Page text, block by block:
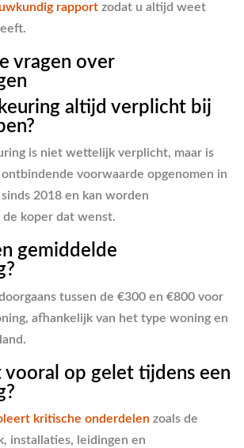
rapport zodat u altijd weet
vragen over
altijd verplicht bij
is niet wettelijk verplicht, maar is
voorwaarde opgenomen in
2018 en kan worden
koper dat wenst.
gemiddelde
tussen de €300 en €800 voor
afhankelijk van het type woning en
op gelet tijdens een
kritische onderdelen zoals de
installaties, leidingen en